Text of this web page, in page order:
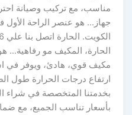
مناسب، مع تركيب وصيانة
جهاز… هو عنصر الراحة
الحارة، المكيف مو رفاهية…
مكيف قوي، هادئ، ويوفر في
ارتفاع درجات الحرارة طول
بخدمتنا المتخصصة في شراء
بأسعار تناسب الجميع، مع